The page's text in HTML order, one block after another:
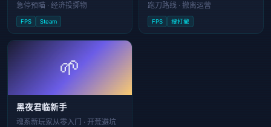
急停预瞄 · 经济投掷物
FPS Steam
跑刀路线 · 撤离运营
FPS 搜打撤
🌱
黑夜君临新手
魂系新玩家从零入门 · 开荒避坑